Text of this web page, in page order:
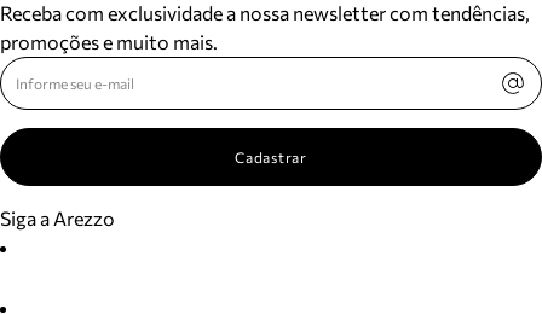
Receba com exclusividade a nossa newsletter com tendências,
promoções e muito mais.
Cadastrar
Siga a Arezzo